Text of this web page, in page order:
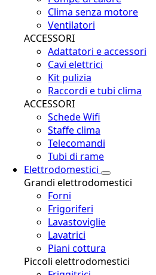
Clima senza motore
Ventilatori
ACCESSORI
Adattatori e accessori
Cavi elettrici
Kit pulizia
Raccordi e tubi clima
ACCESSORI
Schede Wifi
Staffe clima
Telecomandi
Tubi di rame
Elettrodomestici
Grandi elettrodomestici
Forni
Frigoriferi
Lavastoviglie
Lavatrici
Piani cottura
Piccoli elettrodomestici